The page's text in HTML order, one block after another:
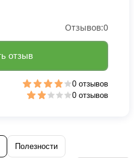
Полезности
Отзывов:0
отзыв
0 отзывов
0 отзывов